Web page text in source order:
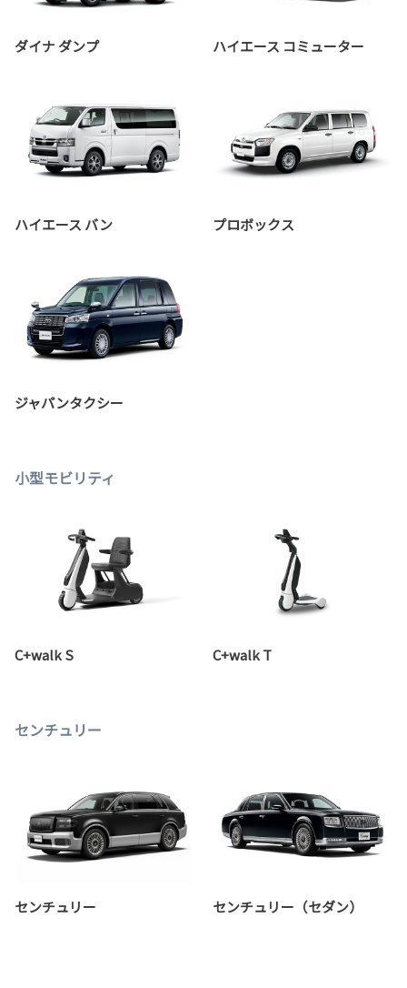
ダイナ ダンプ ハイエース コミューター
ハイエース バン プロボックス
ジャパンタクシー
小型モビリティ
C+walk S C+walk T
センチュリー
センチュリー センチュリー（セダン）